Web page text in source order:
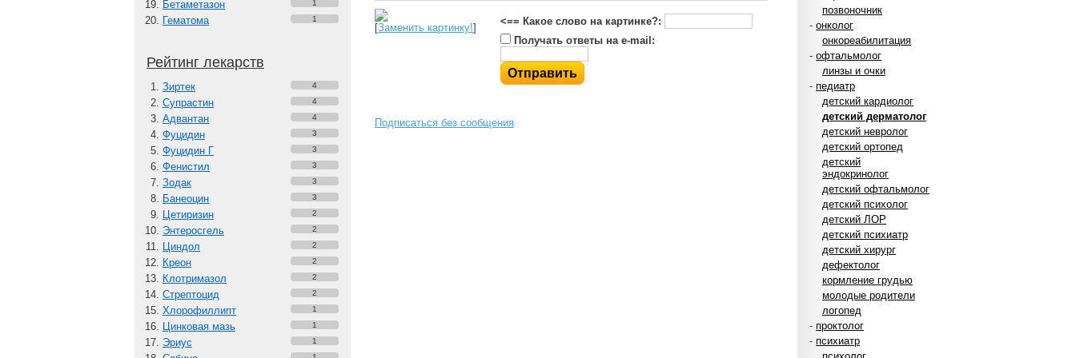
позвоночник
- онколог
онкореабилитация
- офтальмолог
линзы и очки
- педиатр
детский кардиолог
детский дерматолог
детский невролог
детский ортопед
детский
эндокринолог
детский офтальмолог
детский психолог
детский ЛОР
детский психиатр
детский хирург
дефектолог
кормление грудью
молодые родители
логопед
- проктолог
- психиатр
Бетаметазон 1
Гематома 1
Рейтинг лекарств
Зиртек 4
Супрастин 4
Адвантан 4
Фуцидин 3
Фуцидин Г 3
Фенистил 3
Зодак 3
Банеоцин 3
Цетиризин 2
Энтеросгель 2
Циндол 2
Креон 2
Клотримазол 2
Стрептоцид 2
Хлорофиллипт 1
Цинковая мазь 1
Эриус 1
[Заменить картинку!]
<== Какое слово на картинке?:
Получать ответы на e-mail:
Подписаться без сообщения